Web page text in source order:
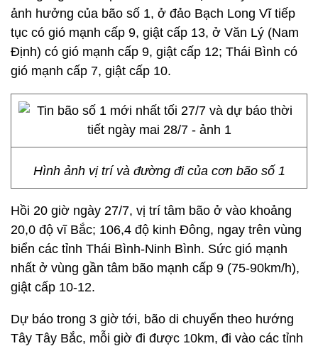
ảnh hưởng của bão số 1, ở đảo Bạch Long Vĩ tiếp
tục có gió mạnh cấp 9, giật cấp 13, ở Văn Lý (Nam
Định) có gió mạnh cấp 9, giật cấp 12; Thái Bình có
gió mạnh cấp 7, giật cấp 10.
Hình ảnh vị trí và đường đi của cơn bão số 1
Hồi 20 giờ ngày 27/7, vị trí tâm bão ở vào khoảng
20,0 độ vĩ Bắc; 106,4 độ kinh Đông, ngay trên vùng
biển các tỉnh Thái Bình-Ninh Bình. Sức gió mạnh
nhất ở vùng gần tâm bão mạnh cấp 9 (75-90km/h),
giật cấp 10-12.
Dự báo trong 3 giờ tới, bão di chuyển theo hướng
Tây Tây Bắc, mỗi giờ đi được 10km, đi vào các tỉnh